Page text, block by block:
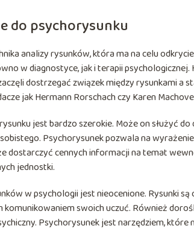
do psychorysunku
analizy rysunków, która ma na celu
w diagnostyce, jak i terapii
dostrzegać związek między rysunkami a
jak Hermann Rorschach czy Karen
jest bardzo szerokie. Może on służyć
Psychorysunek pozwala na
dostarczyć cennych informacji na temat
jednostki.
w psychologii jest nieocenione. Rysunki
swoich uczuć. Również
Psychorysunek jest narzędziem,